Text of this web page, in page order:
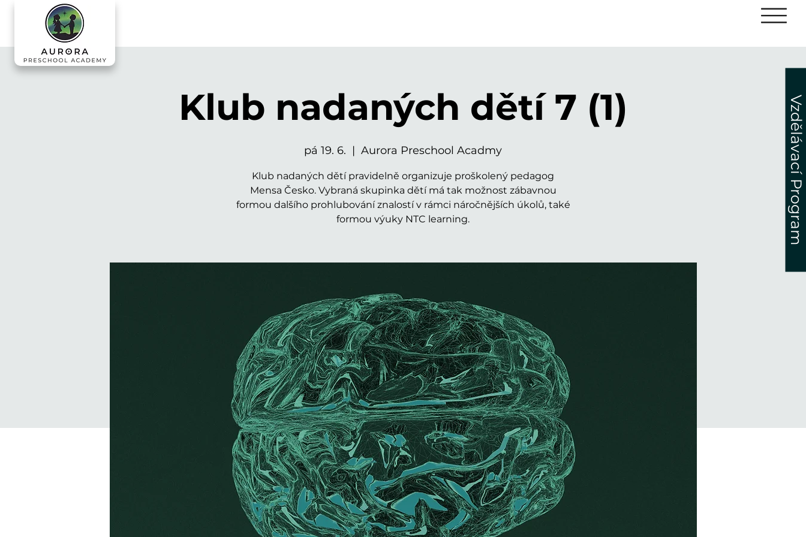
Vzdělávací Program
Klub nadaných dětí 7 (1)
pá 19. 6.
  |
Aurora Preschool Acadmy
Klub nadaných dětí pravidelně organizuje proškolený pedagog
Mensa Česko. Vybraná skupinka dětí má tak možnost zábavnou
formou dalšího prohlubování znalostí v rámci náročnějších úkolů, také
formou výuky NTC learning.